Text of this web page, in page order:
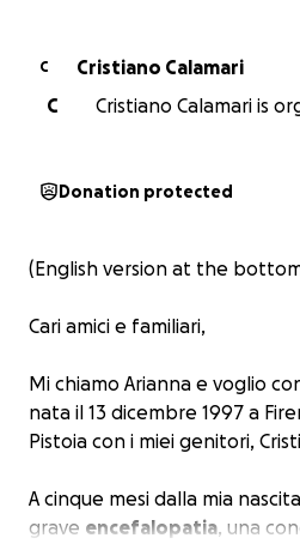
C
Cristiano Calamari
C
Cristiano Calamari is
Donation protected
(English version at the
Cari amici e familiari,
Mi chiamo Arianna e voglio
nata il 13 dicembre 1997 a
Pistoia con i miei genitori,
A cinque mesi dalla mia
grave encefalopatia, una